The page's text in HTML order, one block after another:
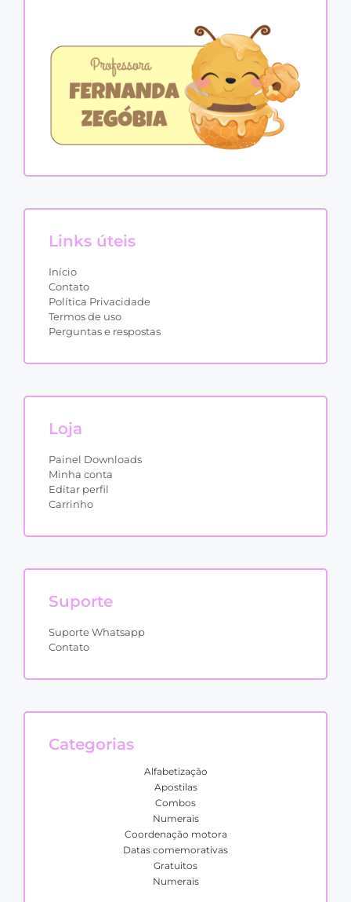
Links úteis
Início
Contato
Política Privacidade
Termos de uso
Perguntas e respostas
Loja
Painel Downloads
Minha conta
Editar perfil
Carrinho
Suporte
Suporte Whatsapp
Contato
Categorias
Alfabetização
Apostilas
Combos
Numerais
Coordenação motora
Datas comemorativas
Gratuitos
Numerais